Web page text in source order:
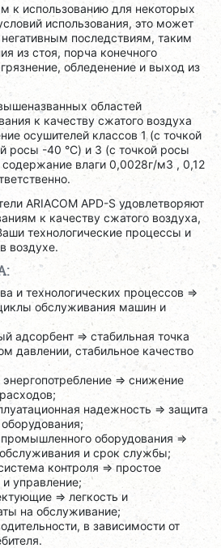
к использованию для некоторых
использования, это может
последствиям, таким
из стоя, порча конечного
обледенение и выход из
областей
к качеству сжатого воздуха
осушителей классов 1 (с точкой
росы -40 °C) и 3 (с точкой росы
содержание влаги 0,0028г/м3 , 0,12
ARIACOM APD-S удовлетворяют
к качеству сжатого воздуха,
технологические процессы и
воздухе.
и технологических процессов =>
обслуживания машин и
адсорбент => стабильная точка
давлении, стабильное качество
=> снижение
надежность => защита
оборудования =>
и срок службы;
контроля => простое
управление;
=> легкость и
на обслуживание;
в зависимости от